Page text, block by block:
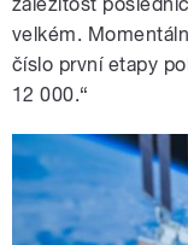
velkém.
číslo první etapy
12 000.“